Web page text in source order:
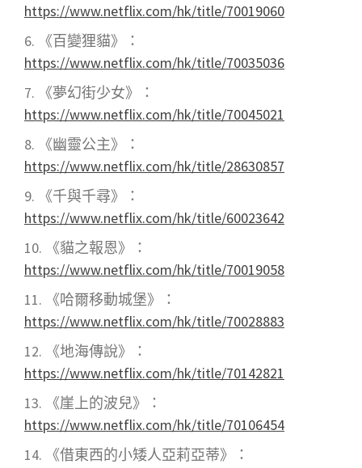
https://www.netflix.com/hk/title/70019060
《百變狸貓》：
https://www.netflix.com/hk/title/70035036
《夢幻街少女》
：
https://www.netflix.com/hk/title/70045021
《幽靈公主》：
https://www.netflix.com/hk/title/28630857
《千與千尋》
：
https://www.netflix.com/hk/title/60023642
《貓之報恩》
：
https://www.netflix.com/hk/title/70019058
《哈爾移動城堡》
：
https://www.netflix.com/hk/title/70028883
《地海傳說》：
https://www.netflix.com/hk/title/70142821
《崖上的波兒》
：
https://www.netflix.com/hk/title/70106454
《借東西的小矮人亞莉亞蒂》
：